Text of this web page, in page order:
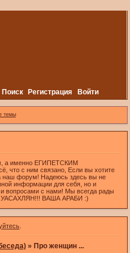
Поиск Регистрация Войти
темы
а именно ЕГИПЕТСКИМ
что с ним связано, Если вы хотите
наш форум! Надеюсь здесь вы не
информации для себя, но и
вопросами с нами! Мы всегда рады
УАСАХЛЯН!!! ВАША АРАБИ :)
.
» Про женщин ...